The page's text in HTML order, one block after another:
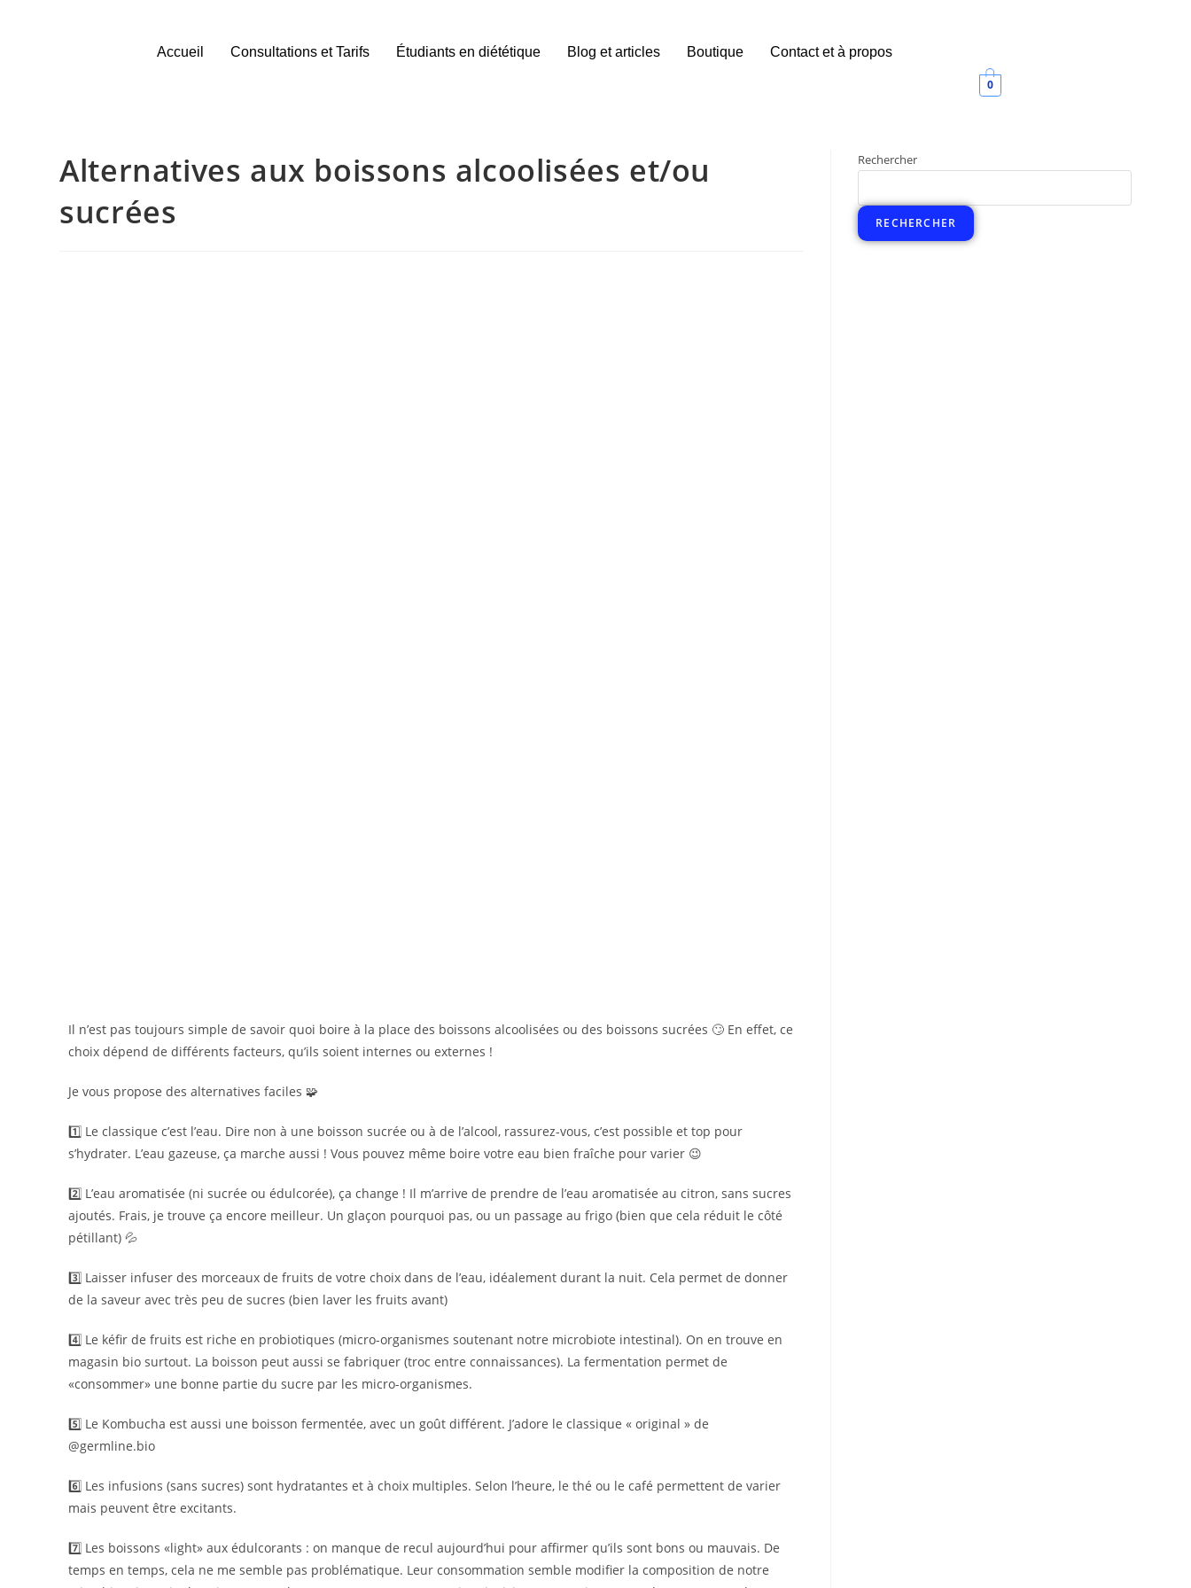
Accueil Consultations et Tarifs Étudiants en diététique Blog et articles Boutique Contact et à propos
0
Alternatives aux boissons alcoolisées et/ou
sucrées
Il n’est pas toujours simple de savoir quoi boire à la place des boissons alcoolisées ou des boissons sucrées 🙄 En effet, ce
choix dépend de différents facteurs, qu’ils soient internes ou externes !
Je vous propose des alternatives faciles 🧩
1️⃣ Le classique c’est l’eau. Dire non à une boisson sucrée ou à de l’alcool, rassurez-vous, c’est possible et top pour
s’hydrater. L’eau gazeuse, ça marche aussi ! Vous pouvez même boire votre eau bien fraîche pour varier 😉
2️⃣ L’eau aromatisée (ni sucrée ou édulcorée), ça change ! Il m’arrive de prendre de l’eau aromatisée au citron, sans sucres
ajoutés. Frais, je trouve ça encore meilleur. Un glaçon pourquoi pas, ou un passage au frigo (bien que cela réduit le côté
pétillant) 💦
3️⃣ Laisser infuser des morceaux de fruits de votre choix dans de l’eau, idéalement durant la nuit. Cela permet de donner
de la saveur avec très peu de sucres (bien laver les fruits avant)
4️⃣ Le kéfir de fruits est riche en probiotiques (micro-organismes soutenant notre microbiote intestinal). On en trouve en
magasin bio surtout. La boisson peut aussi se fabriquer (troc entre connaissances). La fermentation permet de
«consommer» une bonne partie du sucre par les micro-organismes.
5️⃣ Le Kombucha est aussi une boisson fermentée, avec un goût différent. J’adore le classique « original » de
@germline.bio
6️⃣ Les infusions (sans sucres) sont hydratantes et à choix multiples. Selon l’heure, le thé ou le café permettent de varier
mais peuvent être excitants.
7️⃣ Les boissons «light» aux édulcorants : on manque de recul aujourd’hui pour affirmer qu’ils sont bons ou mauvais. De
temps en temps, cela ne me semble pas problématique. Leur consommation semble modifier la composition de notre
Rechercher
RECHERCHER